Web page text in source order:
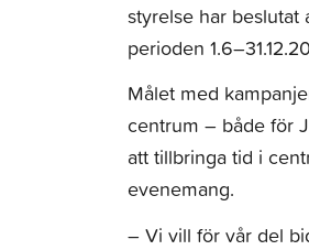
styrelse har beslutat
perioden
Målet med
centrum – både för
att tillbringa tid i
evenemang.
– Vi vill för vår del